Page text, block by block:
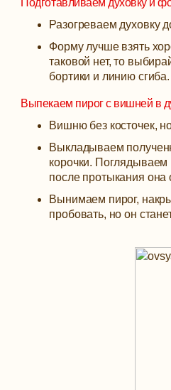
Подготавливаем духовку и
Разогреваем духовку
Форму лучше взять
таковой нет, то
бортики и линию сгиба.
Выпекаем пирог с вишней в
Вишню без косточек,
Выкладываем
корочки. Поглядываем
после протыкания она
Вынимаем пирог,
пробовать, но он